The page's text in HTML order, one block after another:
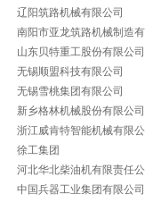
辽阳筑路机械有限公司
南阳市亚龙筑路机械制造
山东贝特重工股份有限公司
无锡顺盟科技有限公司
无锡雪桃集团有限公司
新乡格林机械股份有限公司
浙江威肯特智能机械有限
徐工集团
河北华北柴油机有限责任
中国兵器工业集团有限公司